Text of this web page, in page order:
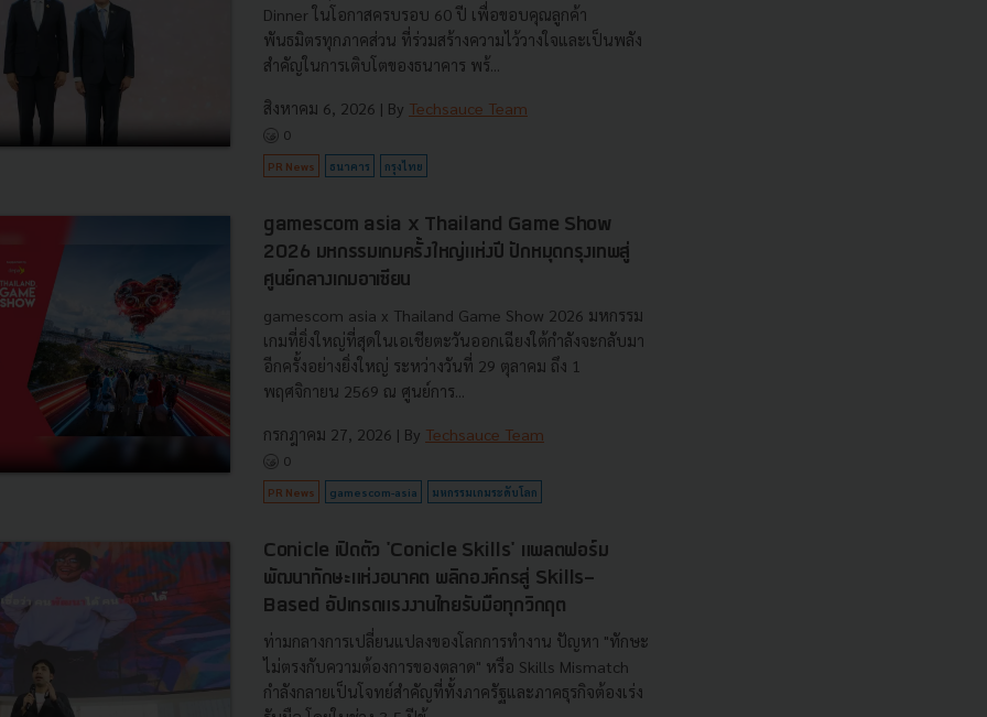
Dinner ในโอกาสครบรอบ 60 ปี เพื่อขอบคุณลูกค้า
พันธมิตรทุกภาคส่วน ที่ร่วมสร้างความไว้วางใจและเป็นพลัง
สำคัญในการเติบโตของธนาคาร พร้...
สิงหาคม 6, 2026 | By Techsauce Team
0
PR News ธนาคาร กรุงไทย
gamescom asia x Thailand Game Show
2026 มหกรรมเกมครั้งใหญ่แห่งปี ปักหมุดกรุงเทพสู่
ศูนย์กลางเกมอาเซียน
gamescom asia x Thailand Game Show 2026 มหกรรม
เกมที่ยิ่งใหญ่ที่สุดในเอเชียตะวันออกเฉียงใต้กำลังจะกลับมา
อีกครั้งอย่างยิ่งใหญ่ ระหว่างวันที่ 29 ตุลาคม ถึง 1
พฤศจิกายน 2569 ณ ศูนย์การ...
กรกฎาคม 27, 2026 | By Techsauce Team
0
PR News gamescom-asia มหกรรมเกมระดับโลก
Conicle เปิดตัว 'Conicle Skills' แพลตฟอร์ม
พัฒนาทักษะแห่งอนาคต พลิกองค์กรสู่ Skills-
Based อัปเกรดแรงงานไทยรับมือทุกวิกฤต
ท่ามกลางการเปลี่ยนแปลงของโลกการทำงาน ปัญหา "ทักษะ
ไม่ตรงกับความต้องการของตลาด" หรือ Skills Mismatch
กำลังกลายเป็นโจทย์สำคัญที่ทั้งภาครัฐและภาคธุรกิจต้องเร่ง